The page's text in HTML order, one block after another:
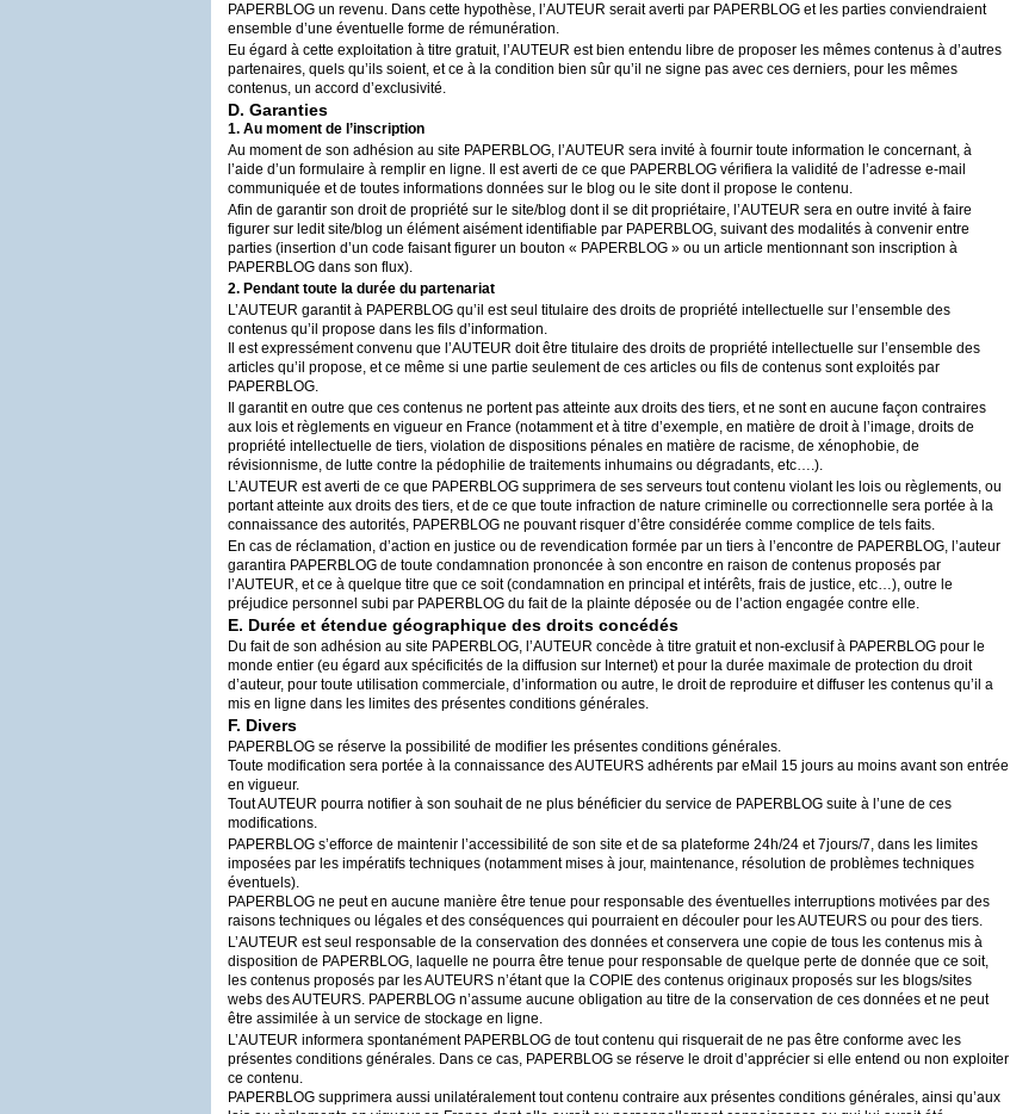
PAPERBLOG un revenu. Dans cette hypothèse, l’AUTEUR serait averti par PAPERBLOG et les parties conviendraient
ensemble d’une éventuelle forme de rémunération.
Eu égard à cette exploitation à titre gratuit, l’AUTEUR est bien entendu libre de proposer les mêmes contenus à d’autres
partenaires, quels qu’ils soient, et ce à la condition bien sûr qu’il ne signe pas avec ces derniers, pour les mêmes
contenus, un accord d’exclusivité.
D. Garanties
1. Au moment de l’inscription
Au moment de son adhésion au site PAPERBLOG, l’AUTEUR sera invité à fournir toute information le concernant, à
l’aide d’un formulaire à remplir en ligne. Il est averti de ce que PAPERBLOG vérifiera la validité de l’adresse e-mail
communiquée et de toutes informations données sur le blog ou le site dont il propose le contenu.
Afin de garantir son droit de propriété sur le site/blog dont il se dit propriétaire, l’AUTEUR sera en outre invité à faire
figurer sur ledit site/blog un élément aisément identifiable par PAPERBLOG, suivant des modalités à convenir entre
parties (insertion d’un code faisant figurer un bouton « PAPERBLOG » ou un article mentionnant son inscription à
PAPERBLOG dans son flux).
2. Pendant toute la durée du partenariat
L’AUTEUR garantit à PAPERBLOG qu’il est seul titulaire des droits de propriété intellectuelle sur l’ensemble des
contenus qu’il propose dans les fils d’information.
Il est expressément convenu que l’AUTEUR doit être titulaire des droits de propriété intellectuelle sur l’ensemble des
articles qu’il propose, et ce même si une partie seulement de ces articles ou fils de contenus sont exploités par
PAPERBLOG.
Il garantit en outre que ces contenus ne portent pas atteinte aux droits des tiers, et ne sont en aucune façon contraires
aux lois et règlements en vigueur en France (notamment et à titre d’exemple, en matière de droit à l’image, droits de
propriété intellectuelle de tiers, violation de dispositions pénales en matière de racisme, de xénophobie, de
révisionnisme, de lutte contre la pédophilie de traitements inhumains ou dégradants, etc….).
L’AUTEUR est averti de ce que PAPERBLOG supprimera de ses serveurs tout contenu violant les lois ou règlements, ou
portant atteinte aux droits des tiers, et de ce que toute infraction de nature criminelle ou correctionnelle sera portée à la
connaissance des autorités, PAPERBLOG ne pouvant risquer d’être considérée comme complice de tels faits.
En cas de réclamation, d’action en justice ou de revendication formée par un tiers à l’encontre de PAPERBLOG, l’auteur
garantira PAPERBLOG de toute condamnation prononcée à son encontre en raison de contenus proposés par
l’AUTEUR, et ce à quelque titre que ce soit (condamnation en principal et intérêts, frais de justice, etc…), outre le
préjudice personnel subi par PAPERBLOG du fait de la plainte déposée ou de l’action engagée contre elle.
E. Durée et étendue géographique des droits concédés
Du fait de son adhésion au site PAPERBLOG, l’AUTEUR concède à titre gratuit et non-exclusif à PAPERBLOG pour le
monde entier (eu égard aux spécificités de la diffusion sur Internet) et pour la durée maximale de protection du droit
d’auteur, pour toute utilisation commerciale, d’information ou autre, le droit de reproduire et diffuser les contenus qu’il a
mis en ligne dans les limites des présentes conditions générales.
F. Divers
PAPERBLOG se réserve la possibilité de modifier les présentes conditions générales.
Toute modification sera portée à la connaissance desAUTEURS adhérents par eMail 15 jours au moins avant son entrée
en vigueur.
ToutAUTEUR pourra notifier à son souhait de ne plus bénéficier du service de PAPERBLOG suite à l’une de ces
modifications.
PAPERBLOG s’efforce de maintenir l’accessibilité de son site et de sa plateforme 24h/24 et 7jours/7, dans les limites
imposées par les impératifs techniques (notamment mises à jour, maintenance, résolution de problèmes techniques
éventuels).
PAPERBLOG ne peut en aucune manière être tenue pour responsable des éventuelles interruptions motivées par des
raisons techniques ou légales et des conséquences qui pourraient en découler pour lesAUTEURS ou pour des tiers.
L’AUTEUR est seul responsable de la conservation des données et conservera une copie de tous les contenus mis à
disposition de PAPERBLOG, laquelle ne pourra être tenue pour responsable de quelque perte de donnée que ce soit,
les contenus proposés par lesAUTEURS n’étant que la COPIE des contenus originaux proposés sur les blogs/sites
webs desAUTEURS. PAPERBLOG n’assume aucune obligation au titre de la conservation de ces données et ne peut
être assimilée à un service de stockage en ligne.
L’AUTEUR informera spontanément PAPERBLOG de tout contenu qui risquerait de ne pas être conforme avec les
présentes conditions générales. Dans ce cas, PAPERBLOG se réserve le droit d’apprécier si elle entend ou non exploiter
ce contenu.
PAPERBLOG supprimera aussi unilatéralement tout contenu contraire aux présentes conditions générales, ainsi qu’aux